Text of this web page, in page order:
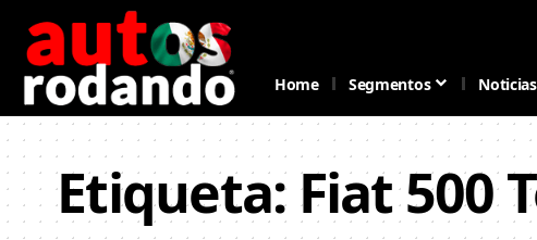
Home Segmentos
Etiqueta:Fiat 500